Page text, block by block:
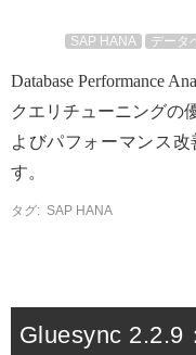
SAP HANA
データ
Database Performance
クエリチューニングの
よびパフォーマンス
す。
タグ: SAP HANA
Gluesync 2.2.9